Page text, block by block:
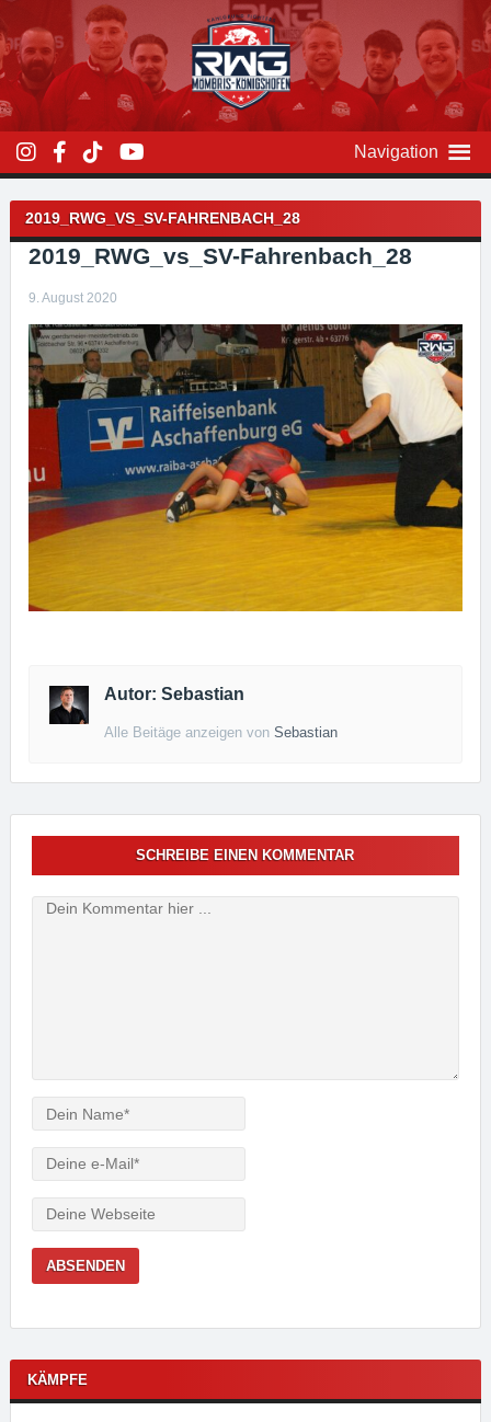
Inhalt
überspringen
Navigation
2019_RWG_VS_SV-FAHRENBACH_28
2019_RWG_vs_SV-Fahrenbach_28
9. August 2020
Autor: Sebastian
Alle Beitäge anzeigen vonSebastian
Beitragsnavigation
SCHREIBE EINEN KOMMENTAR
Verfasser
Mail
Webseite
KÄMPFE